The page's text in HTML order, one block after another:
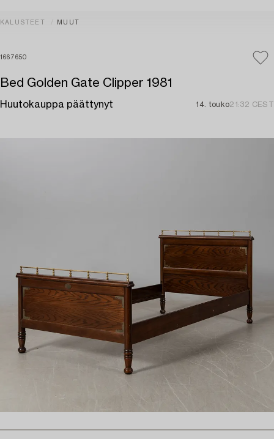
KALUSTEET MUUT
1667650
Bed Golden Gate Clipper 1981
Huutokauppa päättynyt 14. touko21:32 CEST